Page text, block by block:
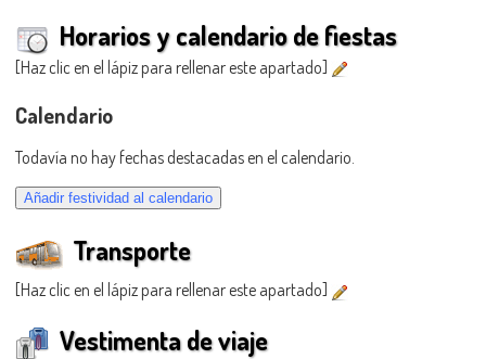
Horarios y calendario de fiestas
[Haz clic en el lápiz para rellenar este apartado]
Calendario
Todavía no hay fechas destacadas en el calendario.
Transporte
[Haz clic en el lápiz para rellenar este apartado]
Vestimenta de viaje